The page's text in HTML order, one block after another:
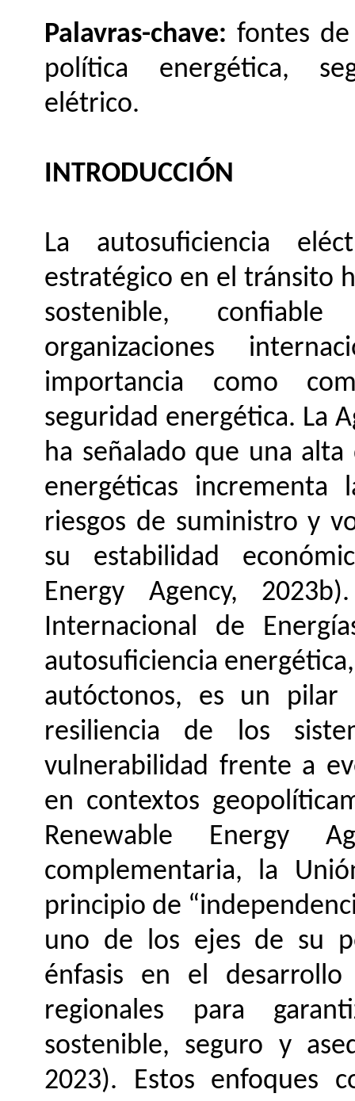
Palavras-chave: fontes de
política energética,
elétrico.
INTRODUCCIÓN
La autosuficiencia
estratégico en el tránsito
sostenible,
organizaciones
importancia como
seguridad energética. La
ha señalado que una
energéticas
riesgos de suministro y
su estabilidad
Energy Agency,
Internacional de
autosuficiencia
autóctonos, es un pilar
resiliencia de los
vulnerabilidad frente a
en contextos
Renewable Energy
complementaria, la
principio de
uno de los ejes de su
énfasis en el desarrollo
regionales para
sostenible, seguro y
2023). Estos enfoques